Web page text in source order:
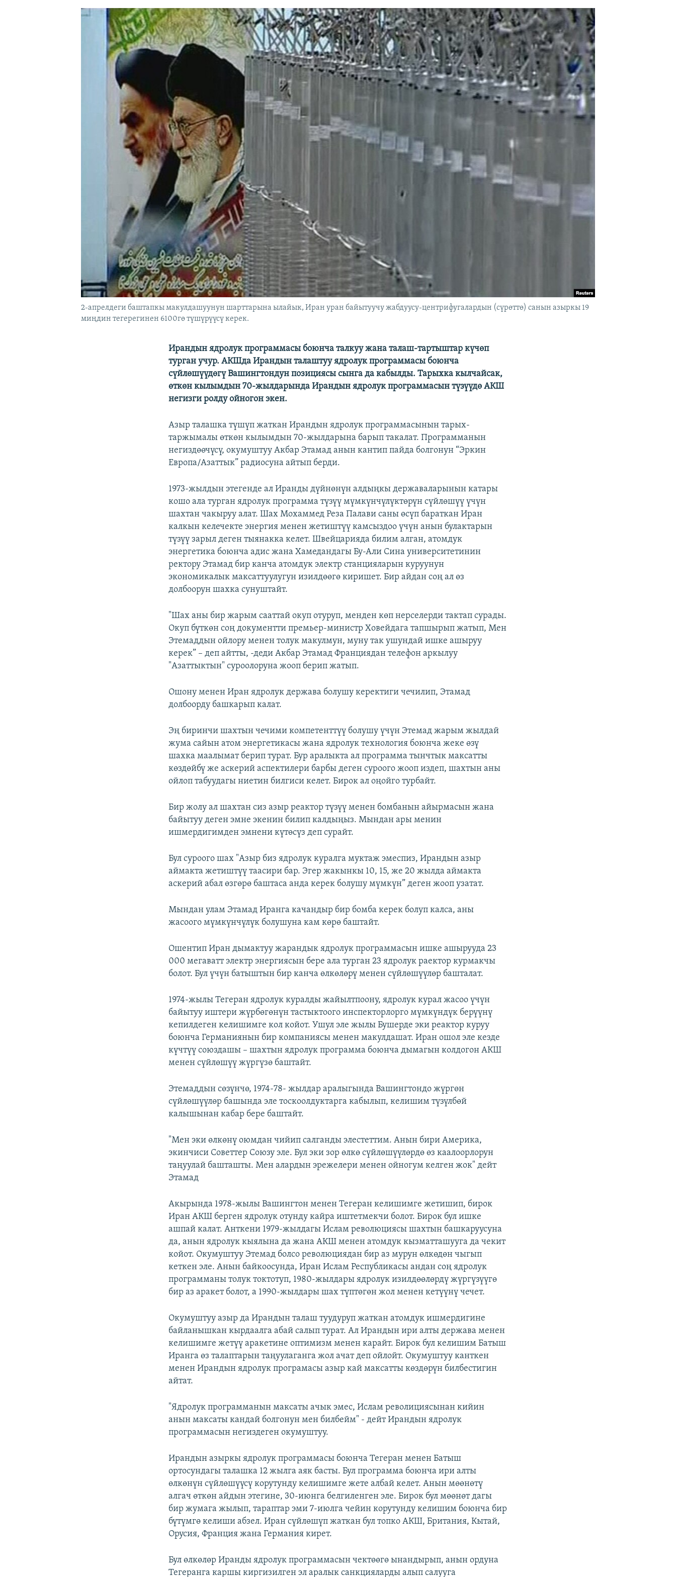
2-апрелдеги баштапкы макулдашуунун шарттарына ылайык, Иран уран байытуучу жабдуусу-центрифугалардын (сүрөттө) санын азыркы 19
миңдин тегерегинен 6100гө түшүрүүсү керек.
Ирандын ядролук программасы боюнча талкуу жана талаш-тартыштар күчөп
турган учур. АКШда Ирандын талаштуу ядролук программасы боюнча
сүйлөшүүдөгү Вашингтондун позициясы сынга да кабылды. Тарыхка кылчайсак,
өткөн кылымдын 70-жылдарында Ирандын ядролук программасын түзүүдө АКШ
негизги ролду ойногон экен.
Азыр талашка түшүп жаткан Ирандын ядролук программасынын тарых-
таржымалы өткөн кылымдын 70-жылдарына барып такалат. Программанын
негиздөөчүсү, окумуштуу Акбар Этамад анын кантип пайда болгонун “Эркин
Европа/Азаттык” радиосуна айтып берди.
1973-жылдын этегенде ал Иранды дүйнөнүн алдыңкы державаларынын катары
кошо ала турган ядролук программа түзүү мүмкүнчүлүктөрүн сүйлөшүү үчүн
шахтан чакыруу алат. Шах Мохаммед Реза Палави саны өсүп бараткан Иран
калкын келечекте энергия менен жетиштүү камсыздоо үчүн анын булактарын
түзүү зарыл деген тыянакка келет. Швейцарияда билим алган, атомдук
энергетика боюнча адис жана Хамедандагы Бу-Али Сина университетинин
ректору Этамад бир канча атомдук электр станцияларын куруунун
экономикалык максаттуулугун изилдөөгө киришет. Бир айдан соң ал өз
долбоорун шахка сунуштайт.
"Шах аны бир жарым сааттай окуп отуруп, менден көп нерселерди тактап сурады.
Окуп бүткөн соң документти премьер-министр Ховейдага тапшырып жатып, Мен
Этемаддын ойлору менен толук макулмун, муну так ушундай ишке ашыруу
керек” – деп айтты, -деди Акбар Этамад Франциядан телефон аркылуу
"Азаттыктын" суроолоруна жооп берип жатып.
Ошону менен Иран ядролук держава болушу керектиги чечилип, Этамад
долбоорду башкарып калат.
Эң биринчи шахтын чечими компетенттүү болушу үчүн Этемад жарым жылдай
жума сайын атом энергетикасы жана ядролук технология боюнча жеке өзү
шахка маалымат берип турат. Бур аралыкта ал программа тынчтык максатты
көздөйбү же аскерий аспектилери барбы деген суроого жооп издеп, шахтын аны
ойлоп табуудагы ниетин билгиси келет. Бирок ал оңойго турбайт.
Бир жолу ал шахтан сиз азыр реактор түзүү менен бомбанын айырмасын жана
байытуу деген эмне экенин билип калдыңыз. Мындан ары менин
ишмердигимден эмнени күтөсүз деп сурайт.
Бул суроого шах "Азыр биз ядролук куралга муктаж эмеспиз, Ирандын азыр
аймакта жетиштүү таасири бар. Эгер жакынкы 10, 15, же 20 жылда аймакта
аскерий абал өзгөрө баштаса анда керек болушу мүмкүн” деген жооп узатат.
Мындан улам Этамад Иранга качандыр бир бомба керек болуп калса, аны
жасоого мүмкүнчүлүк болушуна кам көрө баштайт.
Ошентип Иран дымактуу жарандык ядролук программасын ишке ашырууда 23
000 мегаватт электр энергиясын бере ала турган 23 ядролук раектор курмакчы
болот. Бул үчүн батыштын бир канча өлкөлөрү менен сүйлөшүүлөр башталат.
1974-жылы Тегеран ядролук куралды жайылтпоону, ядролук курал жасоо үчүн
байытуу иштери жүрбөгөнүн тастыктоого инспекторлорго мүмкүндүк берүүнү
кепилдеген келишимге кол койот. Ушул эле жылы Бушерде эки реактор куруу
боюнча Германиянын бир компаниясы менен макулдашат. Иран ошол эле кезде
күчтүү союздашы – шахтын ядролук программа боюнча дымагын колдогон АКШ
менен сүйлөшүү жүргүзө баштайт.
Этемаддын сөзүнчө, 1974-78- жылдар аралыгында Вашингтондо жүргөн
сүйлөшүүлөр башында эле тоскоолдуктарга кабылып, келишим түзүлбөй
калышынан кабар бере баштайт.
"Мен эки өлкөнү оюмдан чийип салганды элестеттим. Анын бири Америка,
экинчиси Советтер Союзу эле. Бул эки зор өлкө сүйлөшүүлөрдө өз каалоорлорун
таңуулай башташты. Мен алардын эрежелери менен ойногум келген жок" дейт
Этамад
Акырында 1978-жылы Вашингтон менен Тегеран келишимге жетишип, бирок
Иран АКШ берген ядролук отунду кайра иштетмекчи болот. Бирок бул ишке
ашпай калат. Анткени 1979-жылдагы Ислам революциясы шахтын башкаруусуна
да, анын ядролук кыялына да жана АКШ менен атомдук кызматташууга да чекит
койот. Окумуштуу Этемад болсо революциядан бир аз мурун өлкөдөн чыгып
кеткен эле. Анын байкоосунда, Иран Ислам Республикасы андан соң ядролук
программаны толук токтотуп, 1980-жылдары ядролук изилдөөлөрдү жүргүзүүгө
бир аз аракет болот, а 1990-жылдары шах түптөгөн жол менен кетүүнү чечет.
Окумуштуу азыр да Ирандын талаш туудуруп жаткан атомдук ишмердигине
байланышкан кырдаалга абай салып турат. Ал Ирандын ири алты держава менен
келишимге жетүү аракетине оптимизм менен карайт. Бирок бул келишим Батыш
Иранга өз талаптарын таңуулаганга жол ачат деп ойлойт. Окумуштуу канткен
менен Ирандын ядролук програмасы азыр кай максатты көздөрүн билбестигин
айтат.
"Ядролук программанын максаты ачык эмес, Ислам револициясынан кийин
анын максаты кандай болгонун мен билбейм" - дейт Ирандын ядролук
программасын негиздеген окумуштуу.
Ирандын азыркы ядролук программасы боюнча Тегеран менен Батыш
ортосундагы талашка 12 жылга аяк басты. Бул программа боюнча ири алты
өлкөнүн сүйлөшүүсү корутунду келишимге жете албай келет. Анын мөөнөтү
алгач өткөн айдын этегине, 30-июнга белгиленген эле. Бирок бул мөөнөт дагы
бир жумага жылып, тараптар эми 7-июлга чейин корутунду келишим боюнча бир
бүтүмгө келиши абзел. Иран сүйлөшүп жаткан бул топко АКШ, Британия, Кытай,
Орусия, Франция жана Германия кирет.
Бул өлкөлөр Иранды ядролук программасын чектөөгө ынандырып, анын ордуна
Тегеранга каршы киргизилген эл аралык санкцияларды алып салууга